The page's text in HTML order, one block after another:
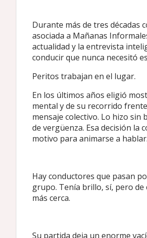
Durante más de tres décadas
asociada a Mañanas
actualidad y la entrevista
conducir que nunca necesitó
Peritos trabajan en el lugar.
En los últimos años eligió
mental y de su recorrido
mensaje colectivo. Lo hizo sin
de vergüenza. Esa decisión
motivo para animarse a hablar.
Hay conductores que pasan
grupo. Tenía brillo, sí, pero de
más cerca.
Su partida deja un enorme